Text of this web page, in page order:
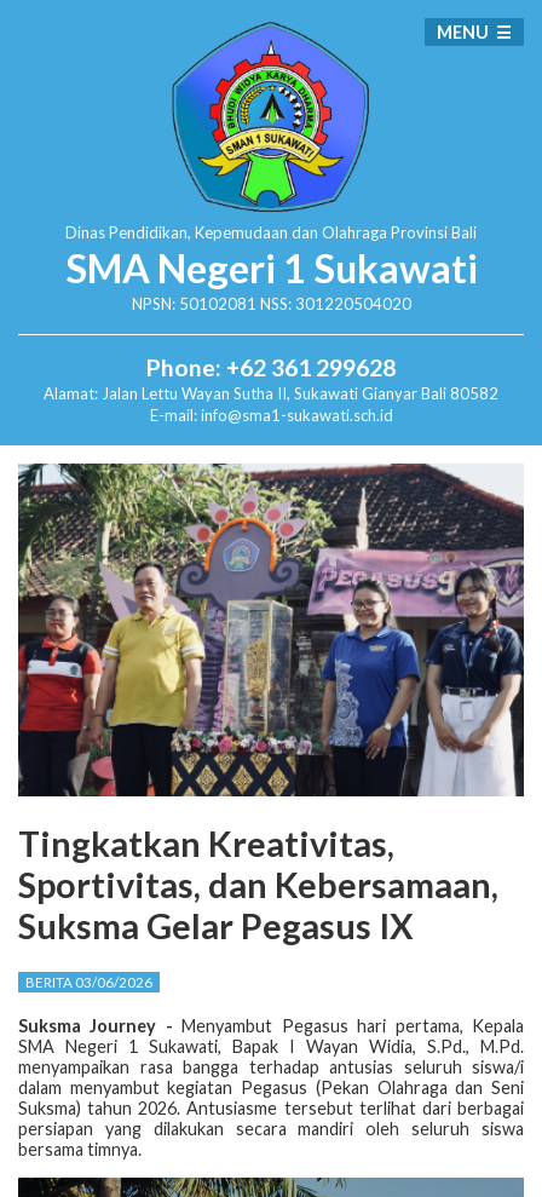
Dinas Pendidikan, Kepemudaan dan Olahraga Provinsi Bali
SMA Negeri 1 Sukawati
NPSN: 50102081 NSS: 301220504020
Phone: +62 361 299628
Alamat: Jalan Lettu Wayan Sutha II, SukawatiGianyar Bali 80582
E-mail: info@sma1-sukawati.sch.id
MENU
Tingkatkan Kreativitas,
Sportivitas, dan Kebersamaan,
Suksma Gelar Pegasus IX
BERITA 03/06/2026
Suksma Journey -Menyambut Pegasus hari pertama, Kepala
SMA Negeri 1 Sukawati, Bapak I Wayan Widia, S.Pd., M.Pd.
menyampaikan rasa bangga terhadap antusias seluruh siswa/i
dalam menyambut kegiatan Pegasus (Pekan Olahraga dan Seni
Suksma) tahun 2026. Antusiasme tersebut terlihat dari berbagai
persiapan yang dilakukan secara mandiri oleh seluruh siswa
bersama timnya.